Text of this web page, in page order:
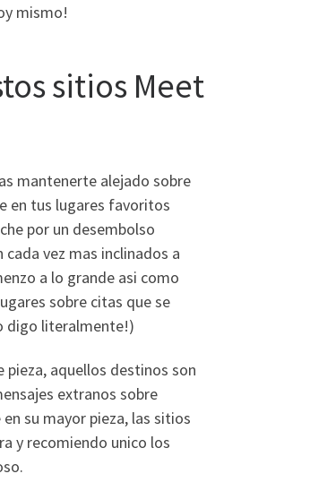
mismo!
sitios Meet
mantenerte alejado sobre
en tus lugares favoritos
por un desembolso
vez mas inclinados a
a lo grande asi­ como
sobre citas que se
digo literalmente!)
aquellos destinos son
extranos sobre
su mayor pieza, las sitios
y recomiendo unico los